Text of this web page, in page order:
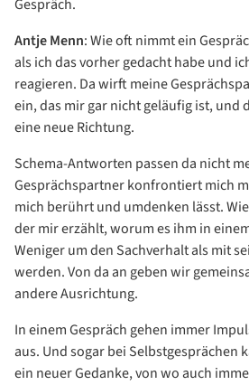
Gespräch.
Antje Menn: Wie oft nimmt ein
als ich das vorher gedacht habe und
reagieren. Da wirft meine
ein, das mir gar nicht geläufig ist, und
eine neue Richtung.
Schema-Antworten passen da nicht
Gesprächspartner konfrontiert mich
mich berührt und umdenken lässt.
der mir erzählt, worum es ihm in
Weniger um den Sachverhalt als mit
werden. Von da an geben wir
andere Ausrichtung.
In einem Gespräch gehen immer
aus. Und sogar bei Selbstgesprächen
ein neuer Gedanke, von wo auch